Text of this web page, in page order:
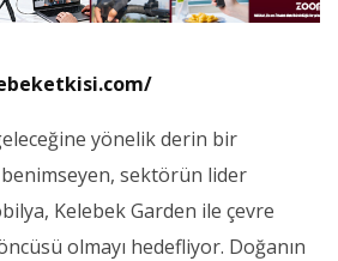
yönelik derin bir
sektörün lider
Kelebek Garden ile çevre
olmayı hedefliyor. Doğanın